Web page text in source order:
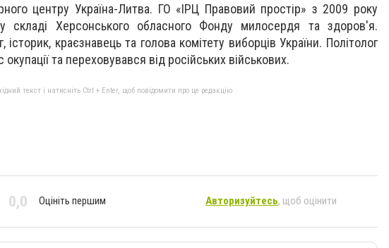
центру Україна-Литва. ГО «ІРЦ Правовий простір» з 2009 року
складі Херсонського обласного Фонду милосердя та здоров'я.
історик, краєзнавець та голова комітету виборців України. Політолог
та переховувався від російських військових.
текст і натисніть Ctrl + Enter, щоб повідомити про це редакцію
0,0 Оцініть першим Авторизуйтесь, щоб оцінити